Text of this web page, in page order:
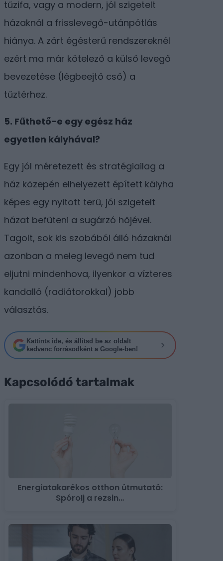
tűzifa, vagy a modern, jól szigetelt
házaknál a frisslevegő-utánpótlás
hiánya. A zárt égésterű rendszereknél
ezért ma már kötelező a külső levegő
bevezetése (légbeejtő cső) a
tűztérhez.
5. Fűthető-e egy egész ház
egyetlen kályhával?
Egy jól méretezett és stratégiailag a
ház közepén elhelyezett épített kályha
képes egy nyitott terű, jól szigetelt
házat befűteni a sugárzó hőjével.
Tagolt, sok kis szobából álló házaknál
azonban a meleg levegő nem tud
eljutni mindenhova, ilyenkor a vízteres
kandalló (radiátorokkal) jobb
választás.
Kattints ide, és állítsd be az oldalt
kedvenc forrásodként a Google-ben!
Kapcsolódó tartalmak
Energiatakarékos otthon útmutató:
Spórolj a rezsin…